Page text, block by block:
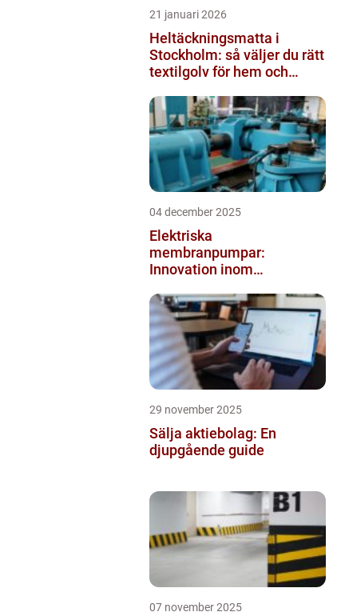
21 januari 2026
Heltäckningsmatta i
Stockholm: så väljer du rätt
textilgolv för hem och
04 december 2025
Elektriska
membranpumpar:
Innovation inom
29 november 2025
Sälja aktiebolag: En
djupgående guide
07 november 2025